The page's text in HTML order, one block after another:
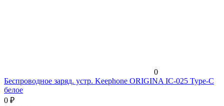
0
Беспроводное заряд. устр. Keephone ORIGINA IC-025 Type-C
белое
0 ₽